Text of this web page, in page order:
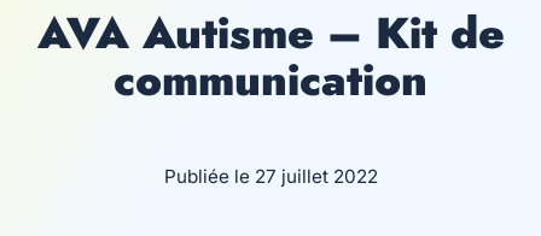
AVA Autisme – Kit de
communication
Publiée le 27 juillet 2022